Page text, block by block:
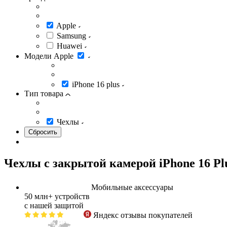
Apple
Samsung
Huawei
Модели Apple
iPhone 16 plus
Тип товара
Чехлы
Чехлы с закрытой камерой iPhone 16
Мобильные аксессуары
50 млн+ устройств
с нашей защитой
Яндекс отзывы покупателей